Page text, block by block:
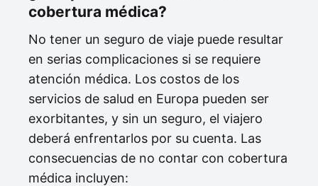
cobertura médica?
No tener un seguro de viaje puede resultar
en serias complicaciones si se requiere
atención médica. Los costos de los
servicios de salud en Europa pueden ser
exorbitantes, y sin un seguro, el viajero
deberá enfrentarlos por su cuenta. Las
consecuencias de no contar con cobertura
médica incluyen: